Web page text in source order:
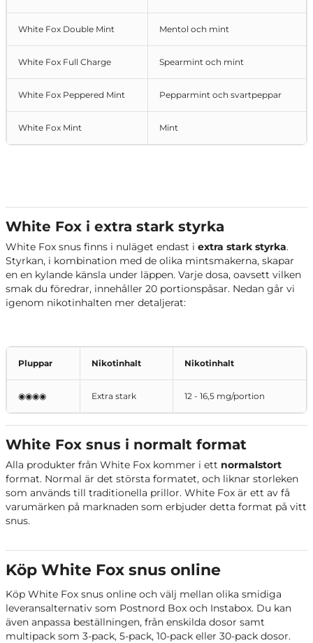
White Fox Double Mint Mentol och mint
White Fox Full Charge Spearmint och mint
White Fox Peppered Mint Pepparmint och svartpeppar
White Fox Mint Mint
White Fox i extra stark styrka
White Fox snus finns i nuläget endast i extra stark styrka.
Styrkan, i kombination med de olika mintsmakerna, skapar
en en kylande känsla under läppen. Varje dosa, oavsett vilken
smak du föredrar, innehåller 20 portionspåsar. Nedan går vi
igenom nikotinhalten mer detaljerat:
Pluppar Nikotinhalt Nikotinhalt
◉◉◉◉ Extra stark 12 - 16,5 mg/portion
White Fox snus i normalt format
Alla produkter från White Fox kommer i ett normalstort
format. Normal är det största formatet, och liknar storleken
som används till traditionella prillor. White Fox är ett av få
varumärken på marknaden som erbjuder detta format på vitt
snus.
Köp White Fox snus online
Köp White Fox snus online och välj mellan olika smidiga
leveransalternativ som Postnord Box och Instabox. Du kan
även anpassa beställningen, från enskilda dosor samt
multipack som 3-pack, 5-pack, 10-pack eller 30-pack dosor.